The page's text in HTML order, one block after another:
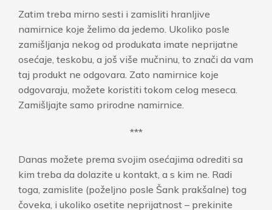
Zatim treba mirno sesti i zamisliti hranljive
namirnice koje želimo da jedemo. Ukoliko posle
zamišljanja nekog od produkata imate neprijatne
osećaje, teskobu, a još više mučninu, to znači da vam
taj produkt ne odgovara. Zato namirnice koje
odgovaraju, možete koristiti tokom celog meseca.
Zamišljajte samo prirodne namirnice.
***
Danas možete prema svojim osećajima odrediti sa
kim treba da dolazite u kontakt, a s kim ne. Radi
toga, zamislite (poželjno posle Šank prakšalne) tog
čoveka, i ukoliko osetite neprijatnost – prekinite